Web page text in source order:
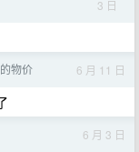
3 日
物价 6 月 11 日
6 月 3 日